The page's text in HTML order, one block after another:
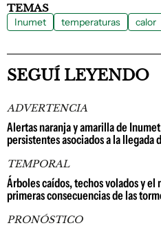
TEMAS
Inumet temperaturas calor
SEGUÍ LEYENDO
ADVERTENCIA
Alertas naranja y amarilla de
persistentes asociados a la
TEMPORAL
Árboles caídos, techos volados y
primeras consecuencias de las
PRONÓSTICO